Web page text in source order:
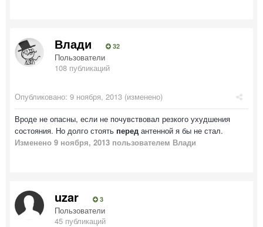
Влади 32
Пользователи
108 публикаций
Опубликовано: 9 ноября, 2013 (изменено)
Вроде не опасны, если не почувствовал резкого ухудшения
состояния. Но долго стоять перед антенной я бы не стал.
Изменено 9 ноября, 2013 пользователем Влади
uzar 3
Пользователи
45 публикаций